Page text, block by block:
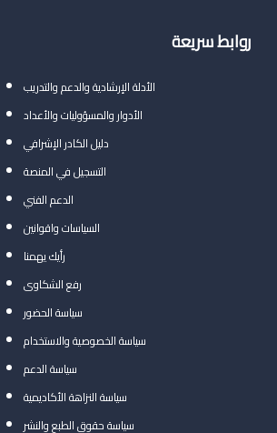
روابط سريعة
الأدلة الإرشادية والدعم والتدريب
الأدوار والمسؤوليات والأعداد
دليل الكادر الإشرافي
التسجيل في المنصة
الدعم الفني
السياسات واقوانين
رأيك يهمنا
رفع الشكاوى
سياسة الحضور
سياسة الخصوصية والاستخدام
سياسة الدعم
سياسة النزاهة الأكاديمية
سياسة حقوق الطبع والنشر